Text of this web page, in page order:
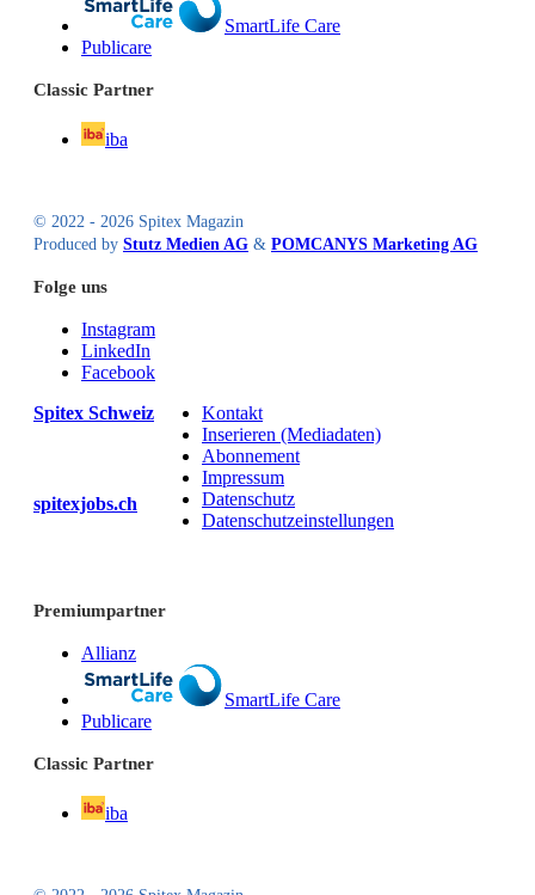
SmartLife Care
Publicare
Classic Partner
iba
© 2022 - 2026 Spitex Magazin
Produced by Stutz Medien AG & POMCANYS Marketing AG
Folge uns
Instagram
LinkedIn
Facebook
Spitex Schweiz
spitexjobs.ch
Kontakt
Inserieren (Mediadaten)
Abonnement
Impressum
Datenschutz
Datenschutzeinstellungen
Premiumpartner
Allianz
SmartLife Care
Publicare
Classic Partner
iba